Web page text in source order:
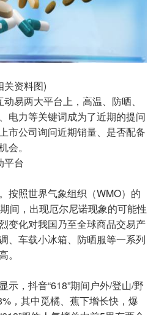
关资料图)
易两大平台上，高温、防晒、
电力等关键词成为了近期的提问
市公司询问近期销量、是否配备
会。
平台
按照世界气象组织（WMO）的
间，出现厄尔尼诺现象的可能性
变化对我国乃至全球商品交易产
、车载小冰箱、防晒服等一系列
示，抖音“618”期间户外/登山/野
，其中觅橘、蕉下增长快，爆